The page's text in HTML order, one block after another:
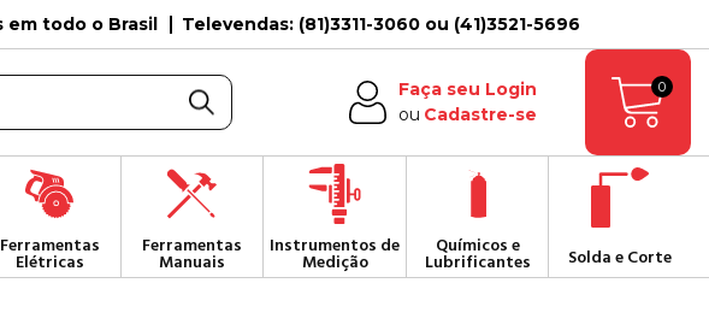
em todo o Brasil Televendas: (81)3311-3060 ou (41)3521-5696
Faça seu Login
ou Cadastre-se
0
Ferramentas
Elétricas
Ferramentas
Manuais
Instrumentos de
Medição
Químicos e
Lubrificantes Solda e Corte